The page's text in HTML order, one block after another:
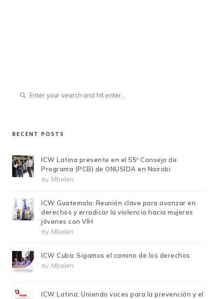
RECENT POSTS
ICW Latina presente en el 55º Consejo de
Programa (PCB) de ONUSIDA en Nairobi
By: Mbelen
ICW Guatemala: Reunión clave para avanzar en
derechos y erradicar la violencia hacia mujeres
jóvenes con VIH
By: Mbelen
ICW Cuba: Sigamos el camino de los derechos
By: Mbelen
ICW Latina: Uniendo voces para la prevención y el